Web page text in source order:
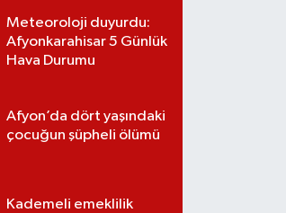
Meteoroloji duyurdu:
Afyonkarahisar 5 Günlük
Hava Durumu
Afyon’da dört yaşındaki
çocuğun şüpheli ölümü
Kademeli emeklilik